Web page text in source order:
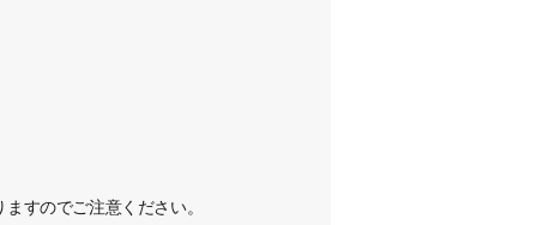
すのでご注意ください。